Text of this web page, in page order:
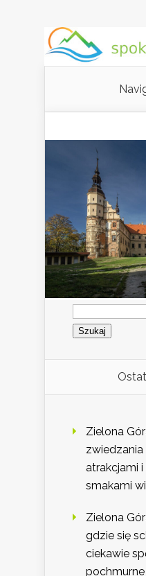
Szukaj:
Zielona
zwiedzania
atrakcjami
smakami
Zielona
gdzie się
ciekawie
pochmurne